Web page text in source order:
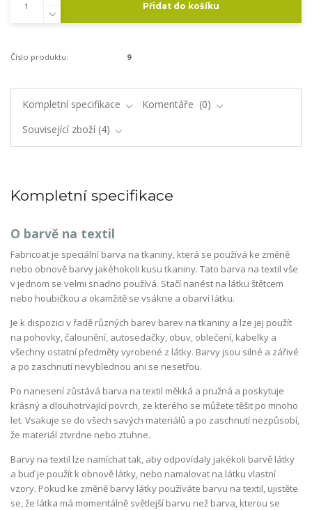
Přidat do košíku
Číslo produktu: 9
Kompletní specifikace Komentáře
0
Související zboží 4
Kompletní specifikace
O barvě na textil
Fabricoat je speciální barva na tkaniny, která se používá ke změně
nebo obnově barvy jakéhokoli kusu tkaniny. Tato barva na textil vše
v jednom se velmi snadno používá. Stačí nanést na látku štětcem
nebo houbičkou a okamžitě se vsákne a obarví látku.
Je k dispozici v řadě různých barev barev na tkaniny a lze jej použít
na pohovky, čalounění, autosedačky, obuv, oblečení, kabelky a
všechny ostatní předměty vyrobené z látky. Barvy jsou silné a zářivé
a po zaschnutí nevyblednou ani se nesetřou.
Po nanesení zůstává barva na textil měkká a pružná a poskytuje
krásný a dlouhotrvající povrch, ze kterého se můžete těšit po mnoho
let. Vsakuje se do všech savých materiálů a po zaschnutí nezpůsobí,
že materiál ztvrdne nebo ztuhne.
Barvy na textil lze namíchat tak, aby odpovídaly jakékoli barvě látky
a buď je použít k obnově látky, nebo namalovat na látku vlastní
vzory. Pokud ke změně barvy látky používáte barvu na textil, ujistěte
se, že látka má momentálně světlejší barvu než barva, kterou se